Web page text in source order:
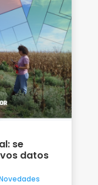
se
datos